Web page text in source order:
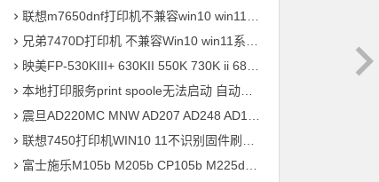
联想m7650dnf打印机不兼容win10 win11系统 安装不上打印机驱动程序快速解决方案
兄弟7470D打印机 不兼容Win10 win11系统 驱动安装不上 升级兼容固件程序 快速解决方案
映美FP-530KIII+ 630KII 550K 730K ii 680K 830K打印机驱动安装
本地打印服务print spoole无法启动 自动掉线问题 快速解决方案
震旦AD220MC MNW AD207 AD248 AD181 AD239 ADC218打印机驱动安装
联想7450打印机WIN10 11不识别固件刷机驱动安装
富士施乐M105b M205b CP105b M225dw M218fw P355d打印机驱动安装